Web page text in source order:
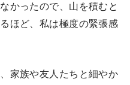
かったので、山を積むと
ほど、私は極度の緊張感
家族や友人たちと細やか